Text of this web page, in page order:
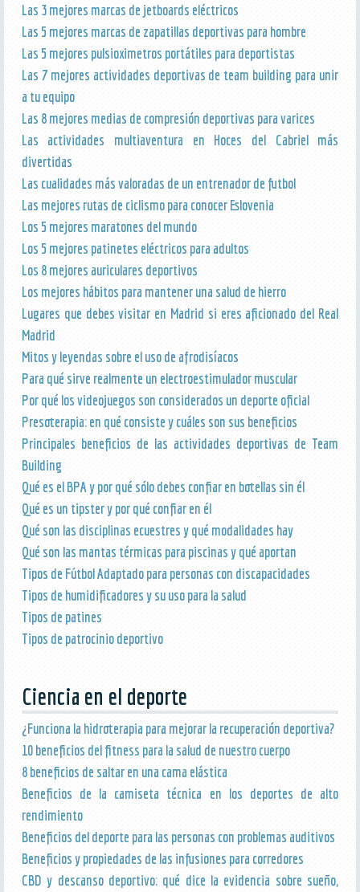
Las 3 mejores marcas de jetboards eléctricos
Las 5 mejores marcas de zapatillas deportivas para hombre
Las 5 mejores pulsioximetros portátiles para deportistas
Las 7 mejores actividades deportivas de team building para unir
a tu equipo
Las 8 mejores medias de compresión deportivas para varices
Las actividades multiaventura en Hoces del Cabriel más
divertidas
Las cualidades más valoradas de un entrenador de futbol
Las mejores rutas de ciclismo para conocer Eslovenia
Los 5 mejores maratones del mundo
Los 5 mejores patinetes eléctricos para adultos
Los 8 mejores auriculares deportivos
Los mejores hábitos para mantener una salud de hierro
Lugares que debes visitar en Madrid si eres aficionado del Real
Madrid
Mitos y leyendas sobre el uso de afrodisíacos
Para qué sirve realmente un electroestimulador muscular
Por qué los videojuegos son considerados un deporte oficial
Presoterapia: en qué consiste y cuáles son sus beneficios
Principales beneficios de las actividades deportivas de Team
Building
Qué es el BPA y por qué sólo debes confiar en botellas sin él
Qué es un tipster y por qué confiar en él
Qué son las disciplinas ecuestres y qué modalidades hay
Qué son las mantas térmicas para piscinas y qué aportan
Tipos de Fútbol Adaptado para personas con discapacidades
Tipos de humidificadores y su uso para la salud
Tipos de patines
Tipos de patrocinio deportivo
Ciencia en el deporte
¿Funciona la hidroterapia para mejorar la recuperación deportiva?
10 beneficios del fitness para la salud de nuestro cuerpo
8 beneficios de saltar en una cama elástica
Beneficios de la camiseta técnica en los deportes de alto
rendimiento
Beneficios del deporte para las personas con problemas auditivos
Beneficios y propiedades de las infusiones para corredores
CBD y descanso deportivo: qué dice la evidencia sobre sueño,